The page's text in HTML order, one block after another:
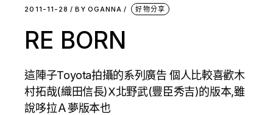
2011-11-28 BY OGANNA 好物分享
RE BORN
這陣子Toyota拍攝的系列廣告 個人比較喜歡木
村拓哉(織田信長)X北野武(豐臣秀吉)的版本,雖
說哆拉Ａ夢版本也